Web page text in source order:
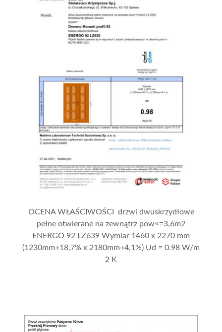
OCENA WŁAŚCIWOŚCI drzwi dwuskrzydłowe
pełne otwierane na zewnątrz pow<=3,6m2
ENERGO 92 LZ639 Wymiar 1460 x 2270 mm
(1230mm+18,7% x 2180mm+4,1%) Ud = 0.98 W/m
2 K